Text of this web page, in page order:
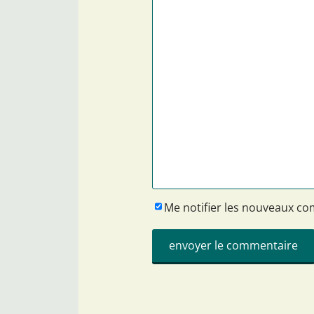
Me notifier les nouveaux